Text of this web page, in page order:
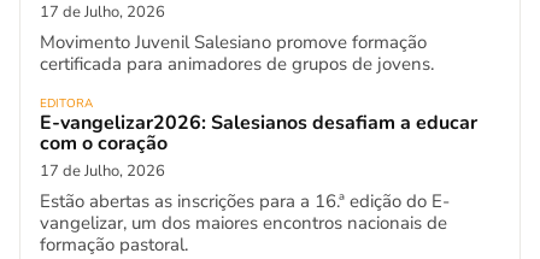
17 de Julho, 2026
Movimento Juvenil Salesiano promove formação
certificada para animadores de grupos de jovens.
EDITORA
E-vangelizar2026: Salesianos desafiam a educar
com o coração
17 de Julho, 2026
Estão abertas as inscrições para a 16.ª edição do E-
vangelizar, um dos maiores encontros nacionais de
formação pastoral.